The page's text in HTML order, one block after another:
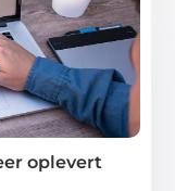
oplevert